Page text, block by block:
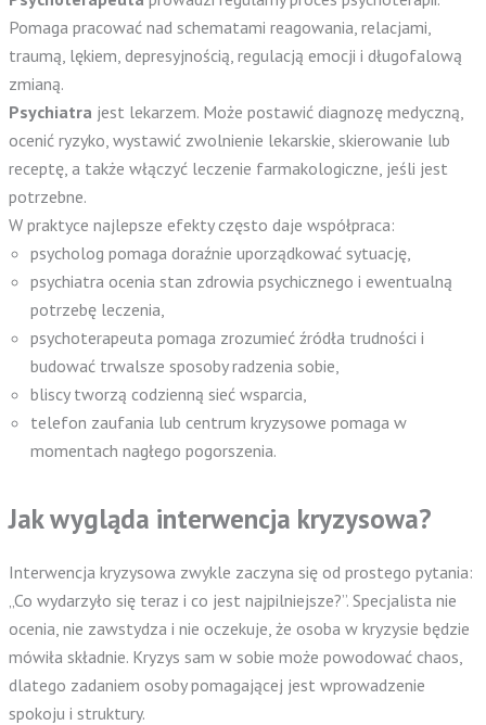
Pomaga pracować nad schematami reagowania, relacjami,
traumą, lękiem, depresyjnością, regulacją emocji i długofalową
zmianą.
Psychiatra jest lekarzem. Może postawić diagnozę medyczną,
ocenić ryzyko, wystawić zwolnienie lekarskie, skierowanie lub
receptę, a także włączyć leczenie farmakologiczne, jeśli jest
potrzebne.
W praktyce najlepsze efekty często daje współpraca:
psycholog pomaga doraźnie uporządkować sytuację,
psychiatra ocenia stan zdrowia psychicznego i ewentualną
potrzebę leczenia,
psychoterapeuta pomaga zrozumieć źródła trudności i
budować trwalsze sposoby radzenia sobie,
bliscy tworzą codzienną sieć wsparcia,
telefon zaufania lub centrum kryzysowe pomaga w
momentach nagłego pogorszenia.
Jak wygląda interwencja kryzysowa?
Interwencja kryzysowa zwykle zaczyna się od prostego pytania:
„Co wydarzyło się teraz i co jest najpilniejsze?”. Specjalista nie
ocenia, nie zawstydza i nie oczekuje, że osoba w kryzysie będzie
mówiła składnie. Kryzys sam w sobie może powodować chaos,
dlatego zadaniem osoby pomagającej jest wprowadzenie
spokoju i struktury.